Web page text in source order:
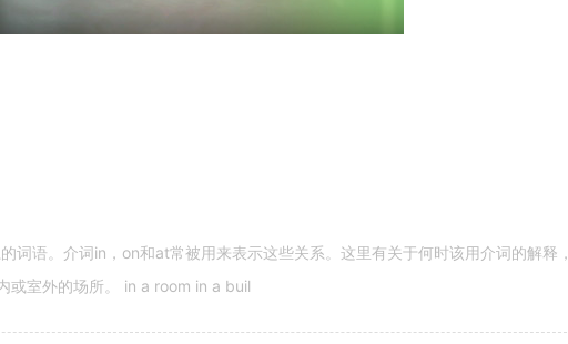
词语。介词in，on和at常被用来表示这些关系。这里有关于何时该用介词的解释，
或室外的场所。 in a room in a buil